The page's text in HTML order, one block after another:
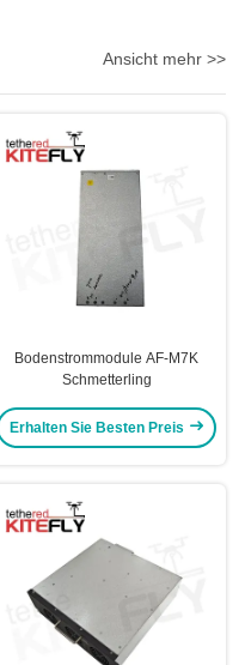
Ansicht mehr >>
Bodenstrommodule AF-M7K
Schmetterling
Erhalten Sie Besten Preis